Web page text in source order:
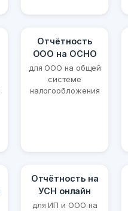
Отчётность
ООО на ОСНО
для ООО на общей
системе
налогообложения
Отчётность на
УСН онлайн
для ИП и ООО на